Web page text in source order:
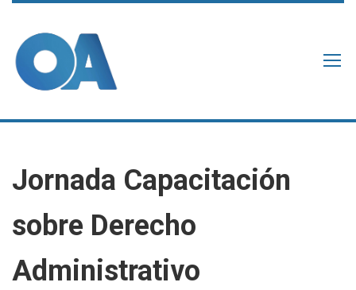
Jornada Capacitación
sobre Derecho
Administrativo